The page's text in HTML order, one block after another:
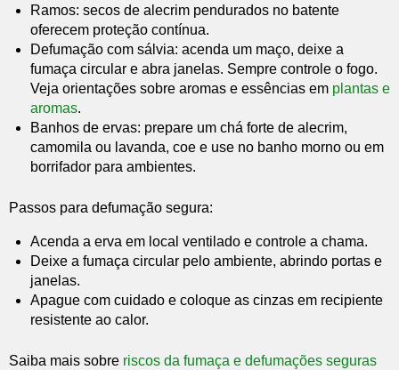
Ramos: secos de alecrim pendurados no batente
oferecem proteção contínua.
Defumação com sálvia: acenda um maço, deixe a
fumaça circular e abra janelas. Sempre controle o fogo.
Veja orientações sobre aromas e essências em plantas e
aromas.
Banhos de ervas: prepare um chá forte de alecrim,
camomila ou lavanda, coe e use no banho morno ou em
borrifador para ambientes.
Passos para defumação segura:
Acenda a erva em local ventilado e controle a chama.
Deixe a fumaça circular pelo ambiente, abrindo portas e
janelas.
Apague com cuidado e coloque as cinzas em recipiente
resistente ao calor.
Saiba mais sobre riscos da fumaça e defumações seguras